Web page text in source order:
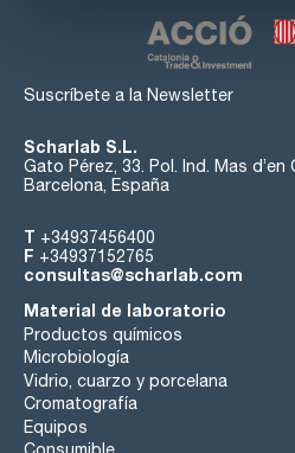
Suscríbete a la Newsletter
Scharlab S.L.
Gato Pérez, 33. Pol. Ind. Mas d’en
Barcelona, España
T +34937456400
F +34937152765
consultas@scharlab.com
Material de laboratorio
Productos químicos
Microbiología
Vidrio, cuarzo y porcelana
Cromatografía
Equipos